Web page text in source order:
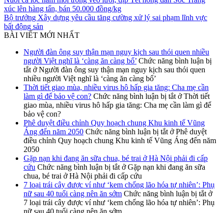
xúc lên hàng tấn, bán 50.000 đồng/kg
Bộ trưởng Xây dựng yêu cầu tăng cường xử lý sai phạm lĩnh vực
bất động sản
BÀI VIẾT MỚI NHẤT
Người đàn ông suy thận mạn nguy kịch sau thói quen nhiều
người Việt nghĩ là ‘càng ăn càng bổ’ Chức năng bình luận bị
tắt ở Người đàn ông suy thận mạn nguy kịch sau thói quen
nhiều người Việt nghĩ là ‘càng ăn càng bổ’
Thời tiết giao mùa, nhiều virus hô hấp gia tăng: Cha mẹ cần
làm gì để bảo vệ con? Chức năng bình luận bị tắt ở Thời tiết
giao mùa, nhiều virus hô hấp gia tăng: Cha mẹ cần làm gì để
bảo vệ con?
Phê duyệt điều chỉnh Quy hoạch chung Khu kinh tế Vũng
Áng đến năm 2050 Chức năng bình luận bị tắt ở Phê duyệt
điều chỉnh Quy hoạch chung Khu kinh tế Vũng Áng đến năm
2050
Gặp nạn khi đang ăn sữa chua, bé trai ở Hà Nội phải đi cấp
cứu Chức năng bình luận bị tắt ở Gặp nạn khi đang ăn sữa
chua, bé trai ở Hà Nội phải đi cấp cứu
7 loại trái cây được ví như ‘kem chống lão hóa tự nhiên’: Phụ
nữ sau 40 tuổi càng nên ăn sớm Chức năng bình luận bị tắt ở
7 loại trái cây được ví như ‘kem chống lão hóa tự nhiên’: Phụ
nữ sau 40 tuổi càng nên ăn sớm